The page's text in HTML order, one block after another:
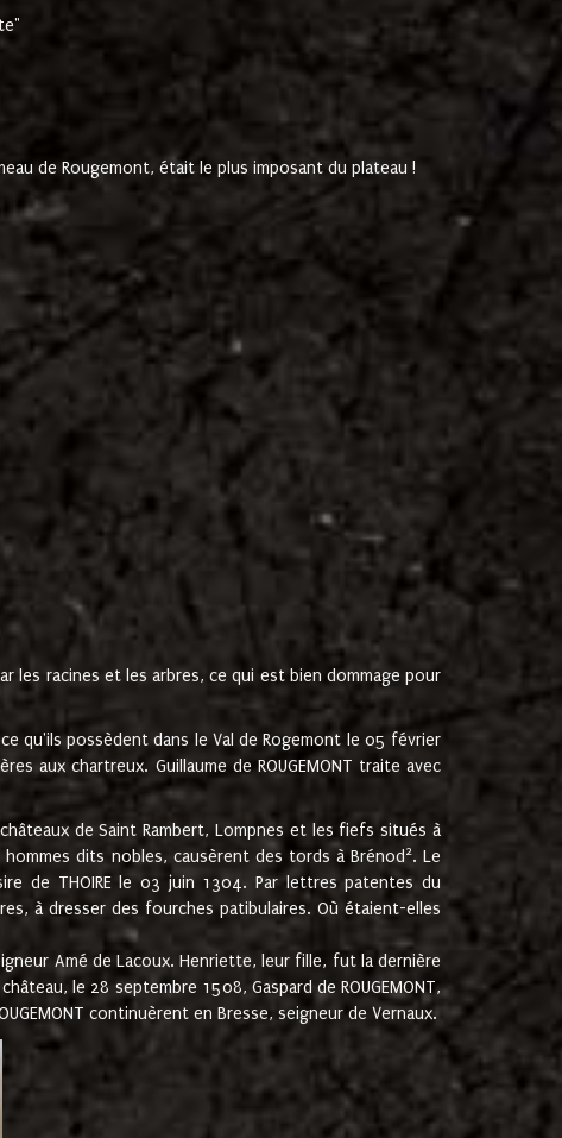
de Rougemont, était le plus imposant du plateau !
les racines et les arbres, ce qui est bien dommage pour
ce qu'ils possèdent dans le Val de Rogemont le 05 février
aux chartreux. Guillaume de ROUGEMONT traite avec
de Saint Rambert, Lompnes et les fiefs situés à
hommes dits nobles, causèrent des tords à Brénod 2. Le
de THOIRE le 03 juin 1304. Par lettres patentes du
à dresser des fourches patibulaires. Où étaient-elles
Amé de Lacoux. Henriette, leur fille, fut la dernière
le 28 septembre 1508, Gaspard de ROUGEMONT,
continuèrent en Bresse, seigneur de Vernaux.